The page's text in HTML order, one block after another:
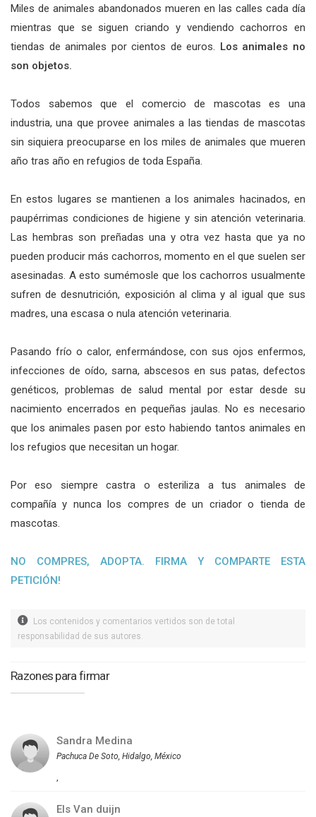
Miles de animales abandonados mueren en las calles cada día
mientras que se siguen criando y vendiendo cachorros en
tiendas de animales por cientos de euros. Los animales no
son objetos.
Todos sabemos que el comercio de mascotas es una
industria, una que provee animales a las tiendas de mascotas
sin siquiera preocuparse en los miles de animales que mueren
año tras año en refugios de toda España.
En estos lugares se mantienen a los animales hacinados, en
paupérrimas condiciones de higiene y sin atención veterinaria.
Las hembras son preñadas una y otra vez hasta que ya no
pueden producir más cachorros, momento en el que suelen ser
asesinadas. A esto sumémosle que los cachorros usualmente
sufren de desnutrición, exposición al clima y al igual que sus
madres, una escasa o nula atención veterinaria.
Pasando frío o calor, enfermándose, con sus ojos enfermos,
infecciones de oído, sarna, abscesos en sus patas, defectos
genéticos, problemas de salud mental por estar desde su
nacimiento encerrados en pequeñas jaulas. No es necesario
que los animales pasen por esto habiendo tantos animales en
los refugios que necesitan un hogar.
Por eso siempre castra o esteriliza a tus animales de
compañía y nunca los compres de un criador o tienda de
mascotas.
NO COMPRES, ADOPTA. FIRMA Y COMPARTE ESTA
PETICIÓN!
Los contenidos y comentarios vertidos son de total
responsabilidad de sus autores.
Razones para firmar
Sandra Medina
Pachuca De Soto, Hidalgo, México
Els Van duijn